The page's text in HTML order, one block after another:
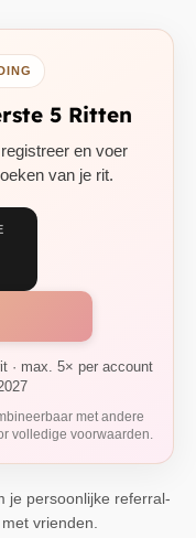
5 Ritten
en voer
van je rit.
· max. 5× per account
met andere
volledige voorwaarden.
je persoonlijke referral-
vrienden.